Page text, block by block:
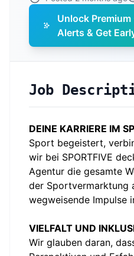
Unlock
Alerts & Get
Job
DEINE KARRIERE IM
Sport begeistert,
wir bei SPORTFIVE
Agentur die gesamte
der Sportvermarktung
wegweisende Impulse
VIELFALT UND
Wir glauben daran,